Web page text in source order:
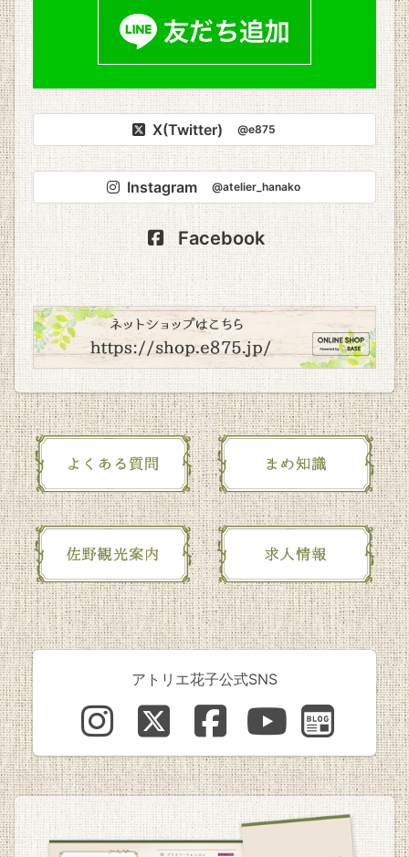
X(Twitter) @e875
Instagram @atelier_hanako
Facebook
アトリエ花子公式SNS